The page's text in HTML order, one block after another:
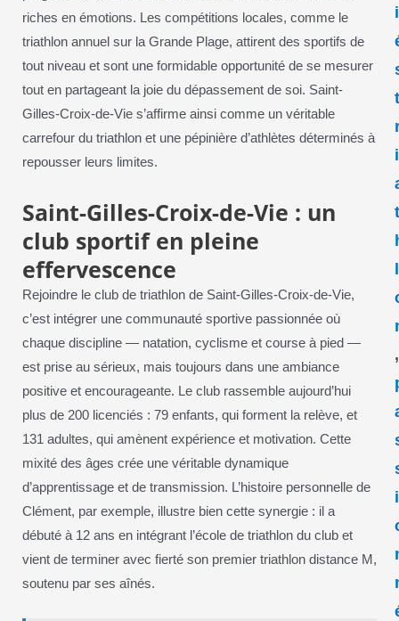
riches en émotions. Les compétitions locales, comme le
triathlon annuel sur la Grande Plage, attirent des sportifs de
tout niveau et sont une formidable opportunité de se mesurer
tout en partageant la joie du dépassement de soi. Saint-
Gilles-Croix-de-Vie s’affirme ainsi comme un véritable
carrefour du triathlon et une pépinière d’athlètes déterminés à
repousser leurs limites.
Saint-Gilles-Croix-de-Vie : un
club sportif en pleine
effervescence
Rejoindre le club de triathlon de Saint-Gilles-Croix-de-Vie,
c’est intégrer une communauté sportive passionnée où
chaque discipline — natation, cyclisme et course à pied —
est prise au sérieux, mais toujours dans une ambiance
positive et encourageante. Le club rassemble aujourd’hui
plus de 200 licenciés : 79 enfants, qui forment la relève, et
131 adultes, qui amènent expérience et motivation. Cette
mixité des âges crée une véritable dynamique
d’apprentissage et de transmission. L’histoire personnelle de
Clément, par exemple, illustre bien cette synergie : il a
débuté à 12 ans en intégrant l’école de triathlon du club et
vient de terminer avec fierté son premier triathlon distance M,
soutenu par ses aînés.
i
i
l
,
i